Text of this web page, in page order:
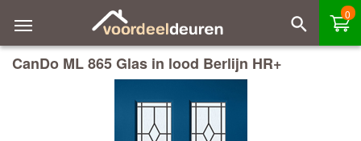
0
CanDo ML 865 Glas in lood Berlijn HR+